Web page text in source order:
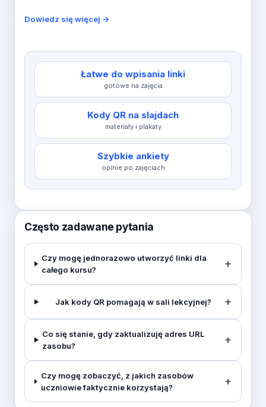
Dowiedz się więcej →
Łatwe do wpisania linki
gotowe na zajęcia
Kody QR na slajdach
materiały i plakaty
Szybkie ankiety
opinie po zajęciach
Często zadawane pytania
Czy mogę jednorazowo utworzyć linki dla
całego kursu?
Jak kody QR pomagają w sali lekcyjnej?
Co się stanie, gdy zaktualizuję adres URL
zasobu?
Czy mogę zobaczyć, z jakich zasobów
uczniowie faktycznie korzystają?